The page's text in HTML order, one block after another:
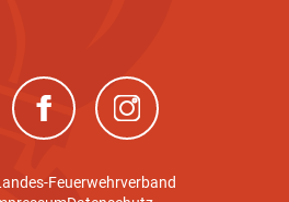
Fenster)(neues Fenster)(neues Fenster)
Feuerwehrverband